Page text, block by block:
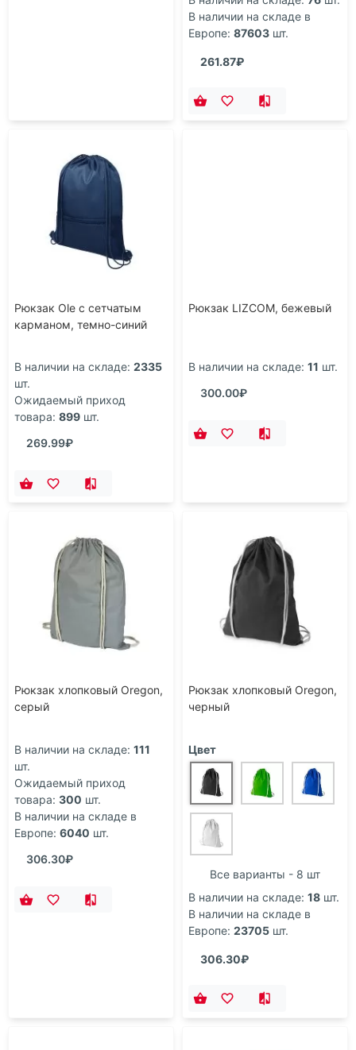
В наличии на складе в
Европе: 87603 шт.
261.87₽
Рюкзак Ole с сетчатым
карманом, темно-синий
В наличии на складе: 2335
шт.
Ожидаемый приход
товара: 899 шт.
269.99₽
Рюкзак LIZCOM, бежевый
В наличии на складе: 11 шт.
300.00₽
Рюкзак хлопковый Oregon,
серый
В наличии на складе: 111
шт.
Ожидаемый приход
товара: 300 шт.
В наличии на складе в
Европе: 6040 шт.
306.30₽
Рюкзак хлопковый Oregon,
черный
Цвет
Все варианты - 8 шт
В наличии на складе: 18 шт.
В наличии на складе в
Европе: 23705 шт.
306.30₽